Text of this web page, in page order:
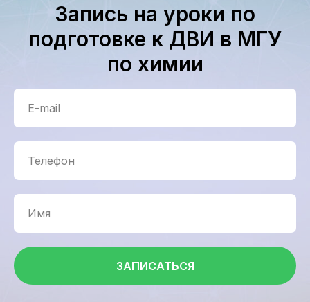
Запись на уроки по
подготовке к ДВИ в МГУ
по химии
ЗАПИСАТЬСЯ